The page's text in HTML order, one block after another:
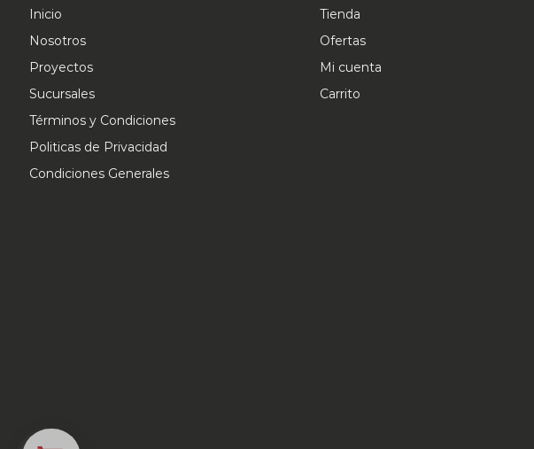
Inicio
Nosotros
Proyectos
Sucursales
Términos y Condiciones
Politicas de Privacidad
Condiciones Generales
Tienda
Ofertas
Mi cuenta
Carrito